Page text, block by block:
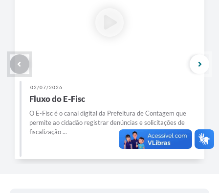
02/07/2026
Fluxo do E-Fisc
O E-Fisc é o canal digital da Prefeitura de Contagem que
permite ao cidadão registrar denúncias e solicitações de
fiscalização ...